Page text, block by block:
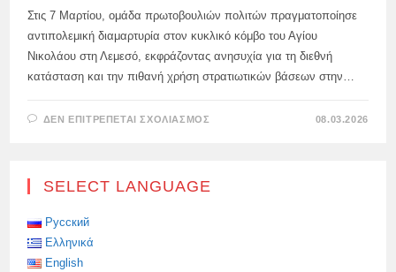
Στις 7 Μαρτίου, ομάδα πρωτοβουλιών πολιτών πραγματοποίησε
αντιπολεμική διαμαρτυρία στον κυκλικό κόμβο του Αγίου
Νικολάου στη Λεμεσό, εκφράζοντας ανησυχία για τη διεθνή
κατάσταση και την πιθανή χρήση στρατιωτικών βάσεων στην…
ΔΕΝ ΕΠΙΤΡΈΠΕΤΑΙ ΣΧΟΛΙΑΣΜΌΣ 08.03.2026
SELECT LANGUAGE
Русский
Ελληνικά
English